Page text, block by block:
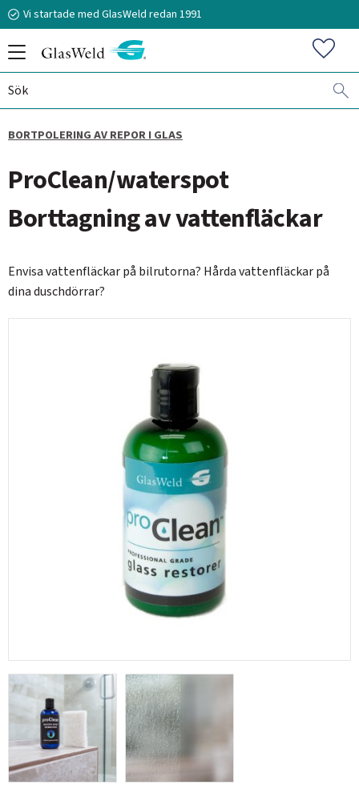
Vi startade med GlasWeld redan 1991
BORTPOLERING AV REPOR I GLAS
ProClean/waterspot
Borttagning av vattenfläckar
​Envisa vattenfläckar på bilrutorna? Hårda vattenfläckar på
dina duschdörrar?
070-394 51 12